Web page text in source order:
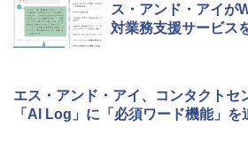
ス・アンド・アイが
対業務支援サービス
エス・アンド・アイ、コンタクトセ
「AI Log」に「必須ワード機能」を